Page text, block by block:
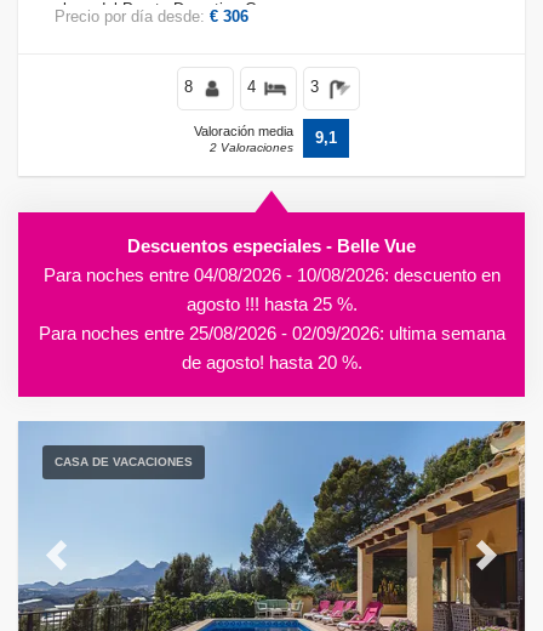
playa del Puerto Deportivo Campomanus.
Precio por día desde: € 306
8 4 3
Valoración media
2 Valoraciones
9,1
Descuentos especiales - Belle Vue
Para noches entre 04/08/2026 - 10/08/2026: descuento en
agosto !!! hasta 25 %.
Para noches entre 25/08/2026 - 02/09/2026: ultima semana
de agosto! hasta 20 %.
CASA DE VACACIONES
Previous Next